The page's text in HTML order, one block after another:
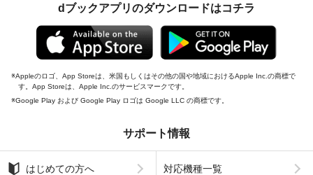
dブックアプリのダウンロードはコチラ
Appleのロゴ、App Storeは、米国もしくはその他の国や地域におけるApple Inc.の商標で
す。App Storeは、Apple Inc.のサービスマークです。
Google Play および Google Play ロゴは Google LLC の商標です。
サポート情報
はじめての方へ 対応機種一覧